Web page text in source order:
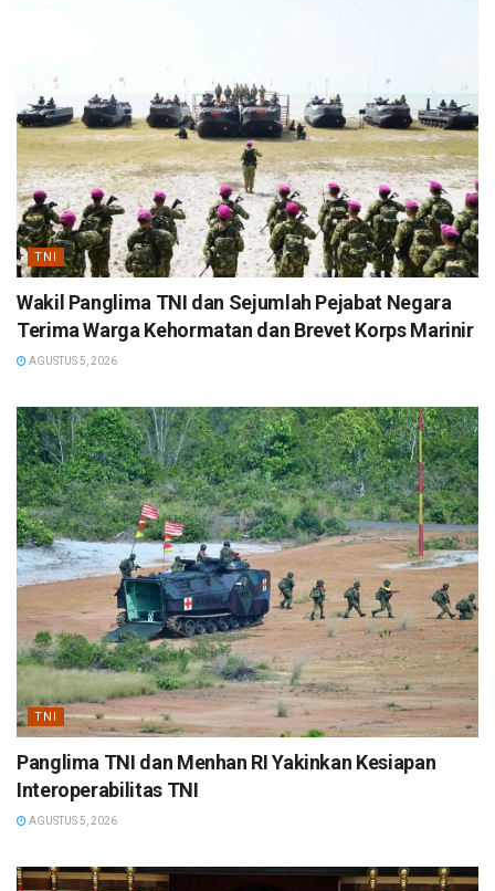
TNI
Wakil Panglima TNI dan Sejumlah Pejabat Negara
Terima Warga Kehormatan dan Brevet Korps Marinir
AGUSTUS 5, 2026
TNI
Panglima TNI dan Menhan RI Yakinkan Kesiapan
Interoperabilitas TNI
AGUSTUS 5, 2026